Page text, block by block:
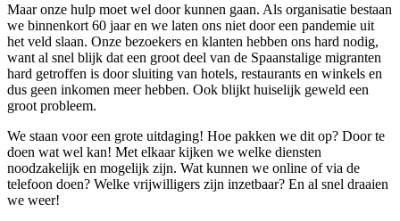
Maar onze hulp moet wel door kunnen gaan. Als organisatie bestaan
we binnenkort 60 jaar en we laten ons niet door een pandemie uit
het veld slaan. Onze bezoekers en klanten hebben ons hard nodig,
want al snel blijk dat een groot deel van de Spaanstalige migranten
hard getroffen is door sluiting van hotels, restaurants en winkels en
dus geen inkomen meer hebben. Ook blijkt huiselijk geweld een
groot probleem.
We staan voor een grote uitdaging! Hoe pakken we dit op? Door te
doen wat wel kan! Met elkaar kijken we welke diensten
noodzakelijk en mogelijk zijn. Wat kunnen we online of via de
telefoon doen? Welke vrijwilligers zijn inzetbaar? En al snel draaien
we weer!